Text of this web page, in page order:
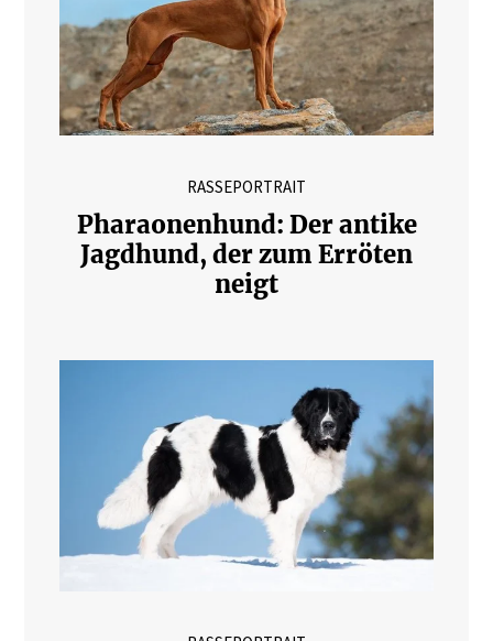
RASSEPORTRAIT
Pharaonenhund: Der antike
Jagdhund, der zum Erröten
neigt